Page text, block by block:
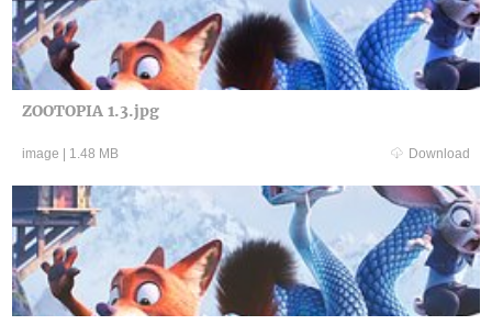
ZOOTOPIA 1.3.jpg
image | 1.48 MB Download